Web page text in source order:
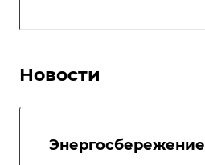
Новости
Энергосбережение